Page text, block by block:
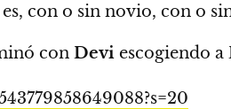
con o sin novio, con o
con Devi escogiendo a